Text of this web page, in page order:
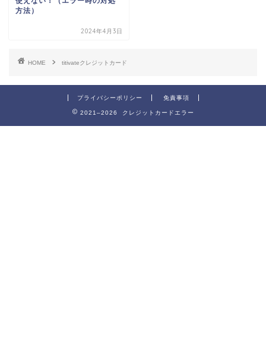
方法）
2024年4月3日
HOME titivateクレジットカード
プライバシーポリシー 免責事項
2021–2026 クレジットカードエラー